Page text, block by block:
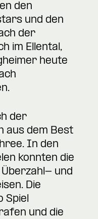
den
und den
der
im Ellental,
heute
der
aus dem Best
In den
konnten die
und
Die
Spiel
und die